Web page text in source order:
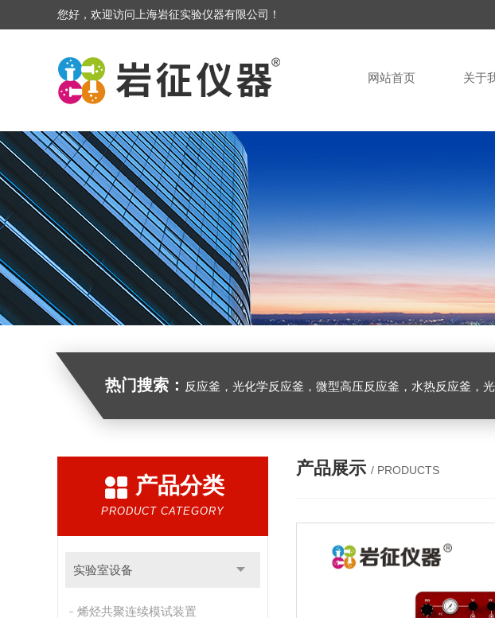
您好，欢迎访问上海岩征实验仪器有限公司！
网站首页 关于
热门搜索： 反应釜，光化学反应釜，微型高压反应釜，水热反应釜，
产品分类
PRODUCT CATEGORY
实验室设备
烯烃共聚连续模试装置
产品展示 / PRODUCTS